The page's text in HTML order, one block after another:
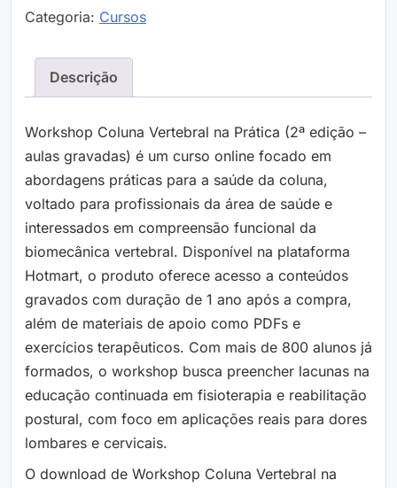
Categoria: Cursos
Descrição
Workshop Coluna Vertebral na Prática (2ª edição –
aulas gravadas) é um curso online focado em
abordagens práticas para a saúde da coluna,
voltado para profissionais da área de saúde e
interessados em compreensão funcional da
biomecânica vertebral. Disponível na plataforma
Hotmart, o produto oferece acesso a conteúdos
gravados com duração de 1 ano após a compra,
além de materiais de apoio como PDFs e
exercícios terapêuticos. Com mais de 800 alunos já
formados, o workshop busca preencher lacunas na
educação continuada em fisioterapia e reabilitação
postural, com foco em aplicações reais para dores
lombares e cervicais.
O download de Workshop Coluna Vertebral na